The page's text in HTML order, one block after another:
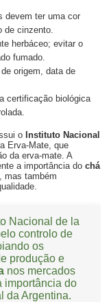
devem ter uma cor
de cinzento.
herbáceo; evitar o
fumado.
origem, data de
certificação biológica
o Instituto Nacional
Erva-Mate, que
da erva-mate. A
a importância do chá
mas também
Nacional de la
controlo de
os
produção e
nos mercados
importância do
da Argentina.